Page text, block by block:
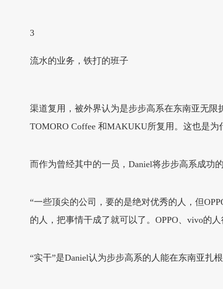
3
流水的业务，铁打的班子
渠道复用，被外界认为是步步高系在东南亚无限
TOMORO Coffee 和MAKUKU所复用。这也是
而作为曾经其中的一员，Daniel将步步高系成功
“一些顶尖的公司，要的是绝对优秀的人，但
的人，把事情干成了就可以了。OPPO、vivo的
“实干”是Daniel认为步步高系的人能在东南亚扎